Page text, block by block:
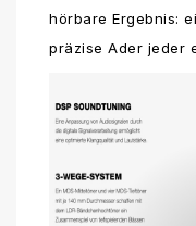
hörbare Ergebnis:
präzise Ader jeder